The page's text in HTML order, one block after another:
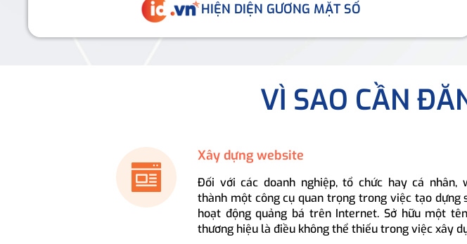
HIỆN DIỆN GƯƠNG MẶT SỐ
VÌ SAO CẦN
Xây dựng website
Đối với các doanh nghiệp, tổ chức hay cá nhân,
thành một công cụ quan trọng trong việc tạo dựng
hoạt động quảng bá trên Internet. Sở hữu một
thương hiệu là điều không thể thiếu trong việc xây